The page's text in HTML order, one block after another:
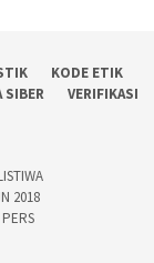
KODE ETIK
SIBER
VERIFIKASI
2018